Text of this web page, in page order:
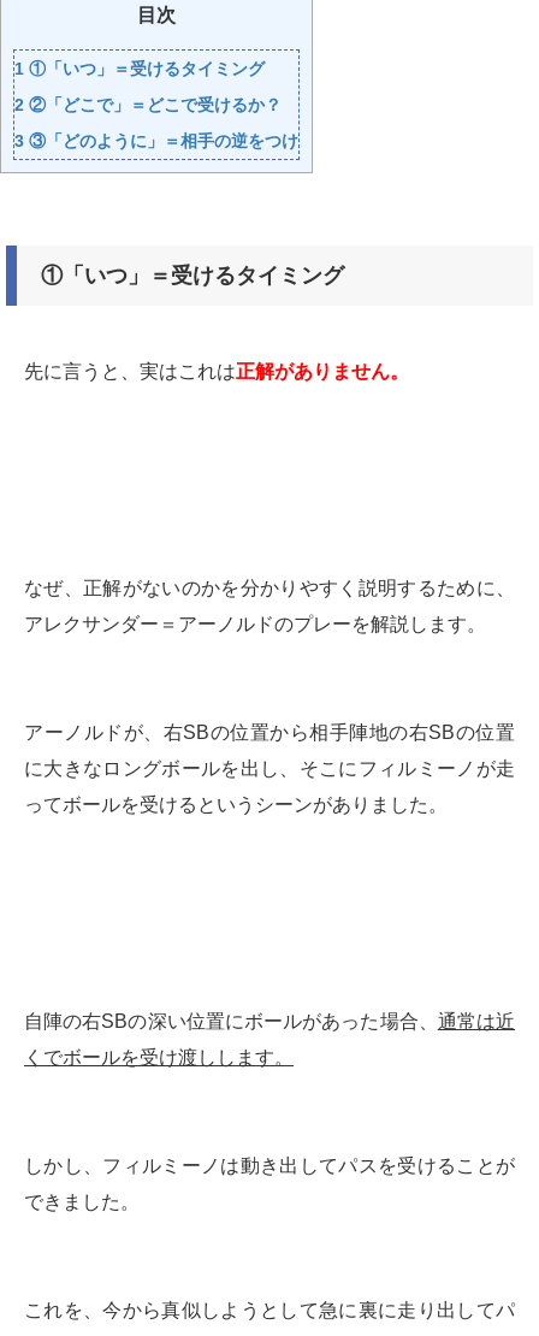
目次
1 ①「いつ」＝受けるタイミング
2 ②「どこで」＝どこで受けるか？
3 ③「どのように」＝相手の逆をつけ
①「いつ」＝受けるタイミング
先に言うと、実はこれは正解がありません。
なぜ、正解がないのかを分かりやすく説明するために、
アレクサンダー＝アーノルドのプレーを解説します。
アーノルドが、右SBの位置から相手陣地の右SBの位置
に大きなロングボールを出し、そこにフィルミーノが走
ってボールを受けるというシーンがありました。
自陣の右SBの深い位置にボールがあった場合、 通常は近
くでボールを受け渡しします。
しかし、フィルミーノは動き出してパスを受けることが
できました。
これを、今から真似しようとして急に裏に走り出してパ